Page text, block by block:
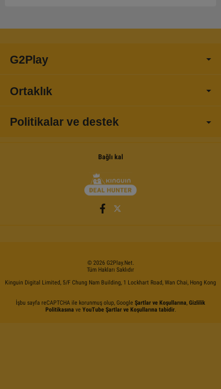
G2Play
Ortaklık
Politikalar ve destek
Bağlı kal
© 2026 G2Play.net.
Tüm Hakları Saklıdır
Kinguin Digital Limited, 5/F Chung Nam Building, 1 Lockhart Road, Wan Chai, Hong Kong
İşbu sayfa reCAPTCHA ile korunmuş olup, Google Şartlar ve Koşullarına, Gizlilik
Politikasına ve YouTube Şartlar ve Koşullarına tabidir.